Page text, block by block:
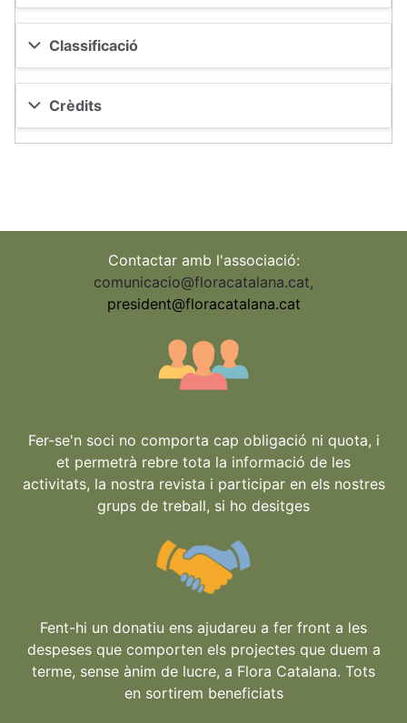
Classificació
Crèdits
Contactar amb l'associació:
comunicacio@floracatalana.cat,
president@floracatalana.cat
Fer-se'n soci no comporta cap obligació ni quota, i
et permetrà rebre tota la informació de les
activitats, la nostra revista i participar en els nostres
grups de treball, si ho desitges
Fent-hi un donatiu ens ajudareu a fer front a les
despeses que comporten els projectes que duem a
terme, sense ànim de lucre, a Flora Catalana. Tots
en sortirem beneficiats